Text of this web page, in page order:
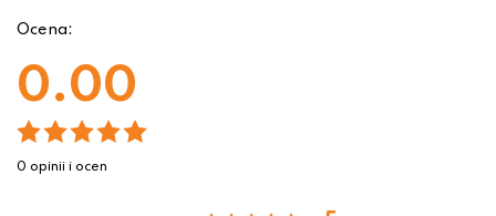
Ocena:
0.00
0 opinii i ocen